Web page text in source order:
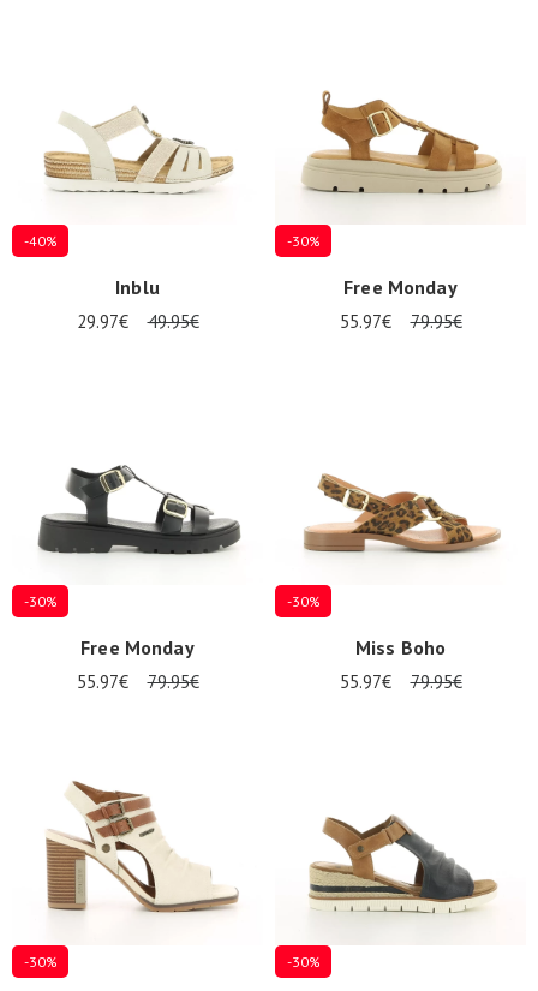
-40%
Inblu
29.97€ 49.95€
-30%
Free Monday
55.97€ 79.95€
-30%
Free Monday
55.97€ 79.95€
-30%
Miss Boho
55.97€ 79.95€
-30% -30%